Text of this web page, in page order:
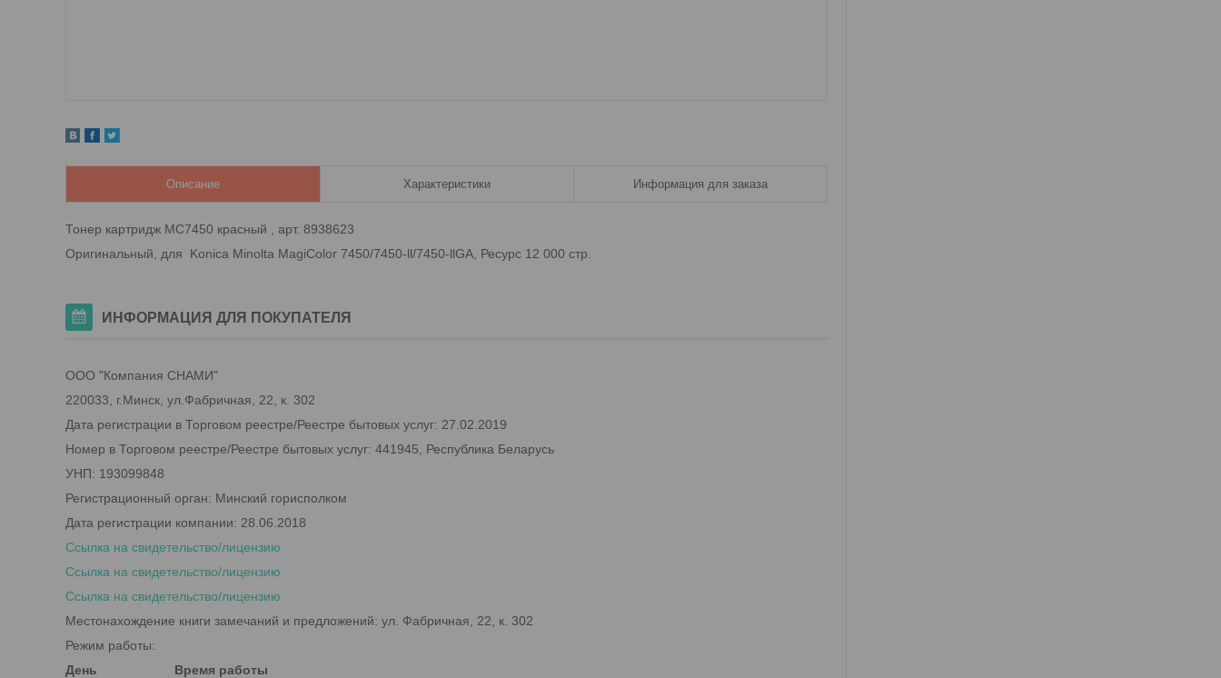
Описание Характеристики Информация для заказа
Тонер картридж MC7450 красный , арт. 8938623
Оригинальный, для Konica Minolta MagiColor 7450/7450-ll/7450-llGA, Ресурс 12 000 стр.
ИНФОРМАЦИЯ ДЛЯ ПОКУПАТЕЛЯ
ООО "Компания СНАМИ"
220033, г.Минск, ул.Фабричная, 22, к. 302
Дата регистрации в Торговом реестре/Реестре бытовых услуг: 27.02.2019
Номер в Торговом реестре/Реестре бытовых услуг: 441945, Республика Беларусь
УНП: 193099848
Регистрационный орган: Минский горисполком
Дата регистрации компании: 28.06.2018
Ссылка на свидетельство/лицензию
Ссылка на свидетельство/лицензию
Ссылка на свидетельство/лицензию
Местонахождение книги замечаний и предложений: ул. Фабричная, 22, к. 302
Режим работы:
День
Время работы